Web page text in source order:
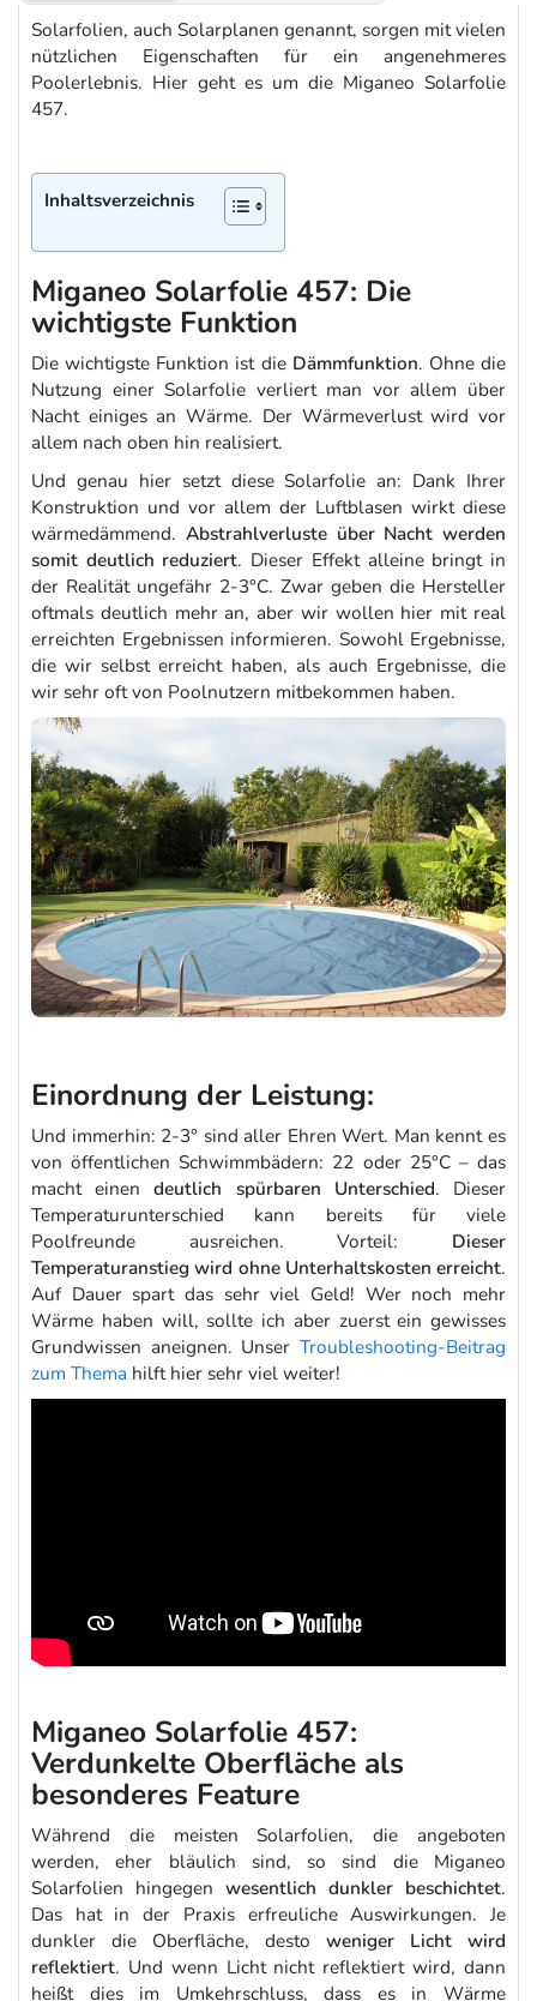
Solarfolien, auch Solarplanen genannt, sorgen mit vielen
nützlichen Eigenschaften für ein angenehmeres
Poolerlebnis. Hier geht es um die Miganeo Solarfolie
457.
Inhaltsverzeichnis
Miganeo Solarfolie 457: Die
wichtigste Funktion
Die wichtigste Funktion ist die Dämmfunktion. Ohne die
Nutzung einer Solarfolie verliert man vor allem über
Nacht einiges an Wärme. Der Wärmeverlust wird vor
allem nach oben hin realisiert.
Und genau hier setzt diese Solarfolie an: Dank Ihrer
Konstruktion und vor allem der Luftblasen wirkt diese
wärmedämmend. Abstrahlverluste über Nacht werden
somit deutlich reduziert. Dieser Effekt alleine bringt in
der Realität ungefähr 2-3°C. Zwar geben die Hersteller
oftmals deutlich mehr an, aber wir wollen hier mit real
erreichten Ergebnissen informieren. Sowohl Ergebnisse,
die wir selbst erreicht haben, als auch Ergebnisse, die
wir sehr oft von Poolnutzern mitbekommen haben.
Einordnung der Leistung:
Und immerhin: 2-3° sind aller Ehren Wert. Man kennt es
von öffentlichen Schwimmbädern: 22 oder 25°C – das
macht einendeutlich spürbaren Unterschied. Dieser
Temperaturunterschied kann bereits für viele
Poolfreunde ausreichen. Vorteil: Dieser
Temperaturanstieg wird ohne Unterhaltskosten erreicht.
Auf Dauer spart das sehr viel Geld! Wer noch mehr
Wärme haben will, sollte ich aber zuerst ein gewisses
Grundwissen aneignen. Unser Troubleshooting-Beitrag
zum Thema hilft hier sehr viel weiter!
Miganeo Solarfolie 457:
Verdunkelte Oberfläche als
besonderes Feature
Während die meisten Solarfolien, die angeboten
werden, eher bläulich sind, so sind die Miganeo
Solarfolien hingegen wesentlich dunkler beschichtet.
Das hat in der Praxis erfreuliche Auswirkungen. Je
dunkler die Oberfläche, desto weniger Licht wird
reflektiert. Und wenn Licht nicht reflektiert wird, dann
heißt dies im Umkehrschluss, dass es in Wärme